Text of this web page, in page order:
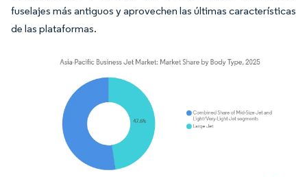
fuselajes más antiguos y aprovechen las últimas características
de las plataformas.